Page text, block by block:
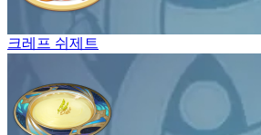
크레프 쉬제트